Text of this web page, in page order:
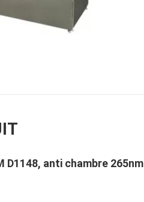
D1148, anti chambre 265nm